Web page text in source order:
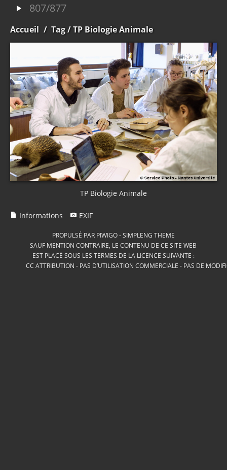
807/877
Accueil / Tag/ TP Biologie Animale
TP Biologie Animale
Informations EXIF
PROPULSÉ PAR PIWIGO-SIMPLENG THEME
SAUF MENTION CONTRAIRE, LE CONTENU DE CE SITE WEB
EST PLACÉ SOUS LES TERMES DE LA LICENCE SUIVANTE :
CC ATTRIBUTION - PAS D’UTILISATION COMMERCIALE - PAS DE